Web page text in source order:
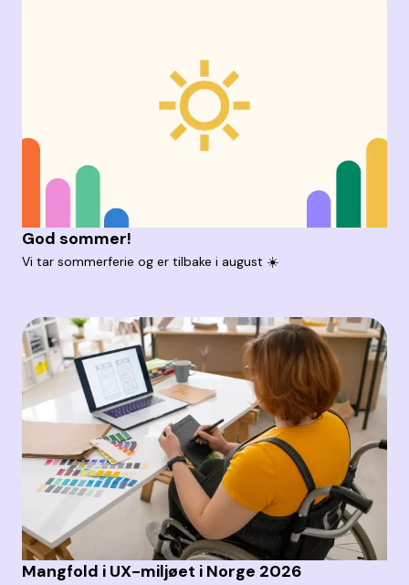
God sommer!
Vi tar sommerferie og er tilbake i august ☀️
Mangfold i UX-miljøet i Norge 2026